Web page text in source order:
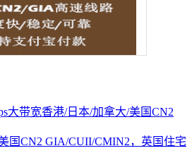
大带宽香港/日本/加拿大/美国CN2
国CN2 GIA/CUII/CMIN2，英国住宅